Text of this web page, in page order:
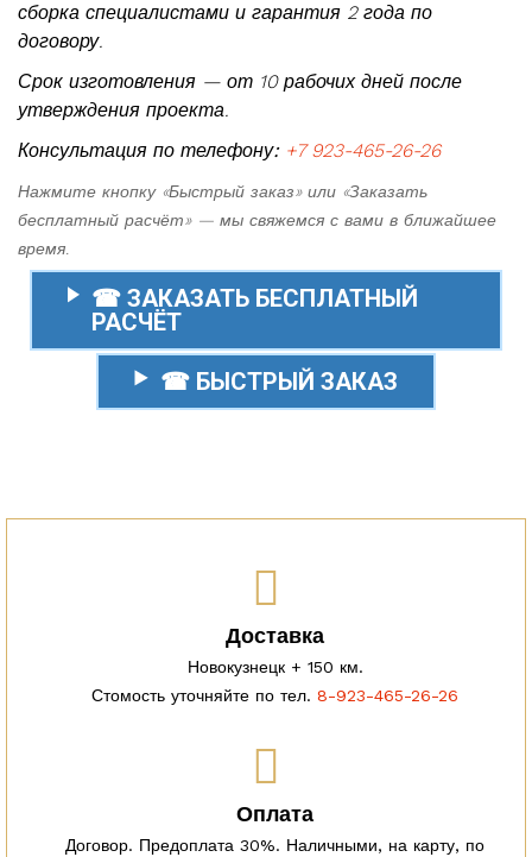
сборка специалистами и гарантия 2 года по
договору.
Срок изготовления — от 10 рабочих дней после
утверждения проекта.
Консультация по телефону: +7 923-465-26-26
Нажмите кнопку «Быстрый заказ» или «Заказать
бесплатный расчёт» — мы свяжемся с вами в ближайшее
время.
☎ ЗАКАЗАТЬ БЕСПЛАТНЫЙ
РАСЧЁТ
☎ БЫСТРЫЙ ЗАКАЗ
Доставка
Новокузнецк + 150 км.
Стомость уточняйте по тел. 8-923-465-26-26
Оплата
Договор. Предоплата 30%. Наличными, на карту, по